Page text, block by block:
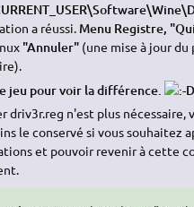
a réussi. Menu Registre,
"Annuler"(une mise à jour
jeu pour voir la différence.
driv3r.reg n'est plus nécessaire,
le conservé si vous souhaitez
et pouvoir revenir à cette